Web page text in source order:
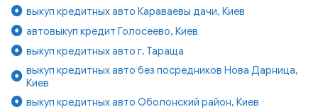
выкуп кредитных авто Караваевы дачи, Киев
автовыкуп кредит Голосеево, Киев
выкуп кредитных авто г. Тараща
выкуп кредитных авто без посредников Нова Дарница,
Киев
выкуп кредитных авто Оболонский район, Киев